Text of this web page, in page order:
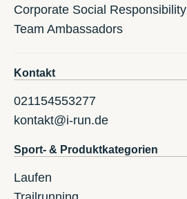
Corporate Social Responsibility
Team Ambassadors
Kontakt
021154553277
kontakt@i-run.de
Sport- & Produktkategorien
Laufen